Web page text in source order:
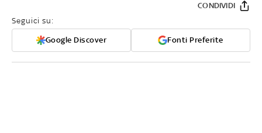
Seguici su:
Google Discover Fonti Preferite
CONDIVIDI